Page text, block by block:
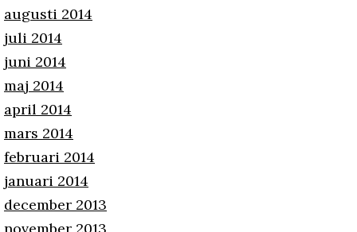
augusti 2014
juli 2014
juni 2014
maj 2014
april 2014
mars 2014
februari 2014
januari 2014
december 2013